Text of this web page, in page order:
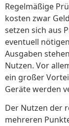
Regelmäßige
kosten zwar
setzen sich aus
eventuell
Ausgaben
Nutzen. Vor
ein großer
Geräte werden
Der Nutzen der
mehreren